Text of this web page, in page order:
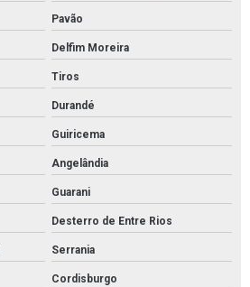
Pavão
Delfim Moreira
Tiros
Durandé
Guiricema
Angelândia
Guarani
Desterro de Entre Rios
Serrania
Cordisburgo